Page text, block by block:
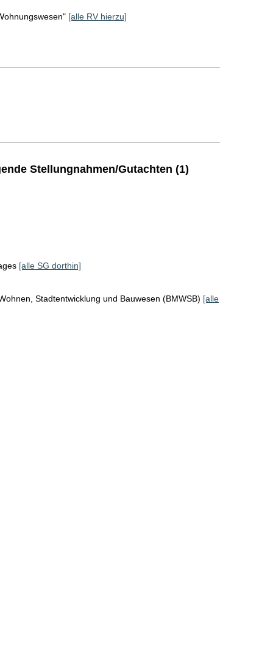
[alle RV hierzu]
Stellungnahmen/Gutachten (1)
[alle SG dorthin]
Stadtentwicklung und Bauwesen (BMWSB) [alle